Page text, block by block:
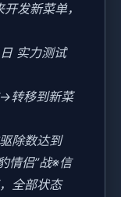
发新菜单，
实力测试
转移到新菜
除数达到
情侣”战※信
全部状态